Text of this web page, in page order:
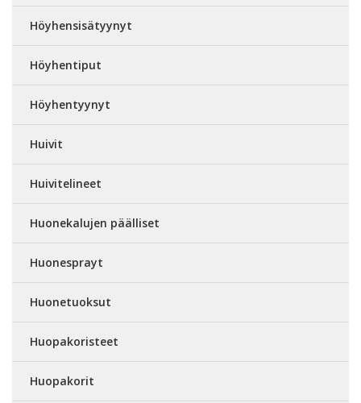
Höyhensisätyynyt
Höyhentiput
Höyhentyynyt
Huivit
Huivitelineet
Huonekalujen päälliset
Huonesprayt
Huonetuoksut
Huopakoristeet
Huopakorit